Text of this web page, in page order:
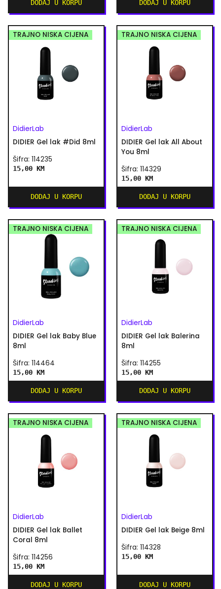
DODAJ U KORPU DODAJ U KORPU
TRAJNO NISKA CIJENA
DidierLab
DIDIER Gel lak #Did 8ml
Šifra: 114235
15,00 KM
DODAJ U KORPU
TRAJNO NISKA CIJENA
DidierLab
DIDIER Gel lak All About
You 8ml
Šifra: 114329
15,00 KM
DODAJ U KORPU
TRAJNO NISKA CIJENA
DidierLab
DIDIER Gel lak Baby Blue
8ml
Šifra: 114464
15,00 KM
DODAJ U KORPU
TRAJNO NISKA CIJENA
DidierLab
DIDIER Gel lak Balerina
8ml
Šifra: 114255
15,00 KM
DODAJ U KORPU
TRAJNO NISKA CIJENA
DidierLab
DIDIER Gel lak Ballet
Coral 8ml
Šifra: 114256
15,00 KM
DODAJ U KORPU
TRAJNO NISKA CIJENA
DidierLab
DIDIER Gel lak Beige 8ml
Šifra: 114328
15,00 KM
DODAJ U KORPU